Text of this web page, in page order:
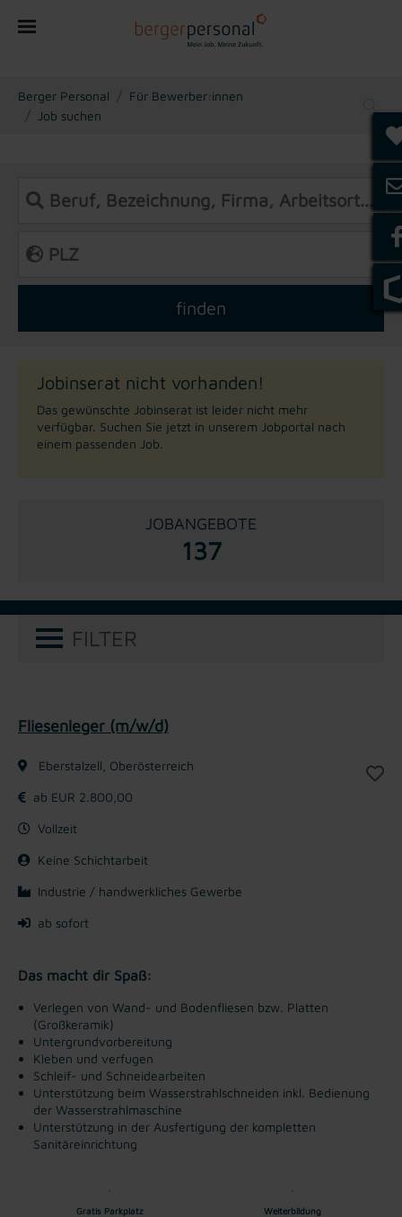
You are here:
Berger Personal
Für Bewerber:innen
Job suchen
Jobinserat nicht vorhanden!
Das gewünschte Jobinserat ist leider nicht mehr
verfügbar. Suchen Sie jetzt in unserem Jobportal nach
einem passenden Job.
JOBANGEBOTE
137
FILTER
Fliesenleger (m/w/d)
Eberstalzell, Oberösterreich
ab EUR 2.800,00
Vollzeit
Keine Schichtarbeit
Industrie / handwerkliches Gewerbe
ab sofort
Das macht dir Spaß:
Verlegen von Wand- und Bodenfliesen bzw. Platten
(Großkeramik)
Untergrundvorbereitung
Kleben und verfugen
Schleif- und Schneidearbeiten
Unterstützung beim Wasserstrahlschneiden inkl. Bedienung
der Wasserstrahlmaschine
Unterstützung in der Ausfertigung der kompletten
Sanitäreinrichtung
Gratis Parkplatz Weiterbildung